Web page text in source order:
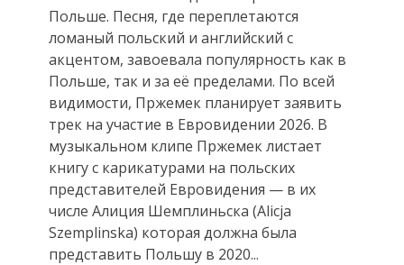
Польше. Песня, где переплетаются
ломаный польский и английский с
акцентом, завоевала популярность как в
Польше, так и за её пределами. По всей
видимости, Пржемек планирует заявить
трек на участие в Евровидении 2026. В
музыкальном клипе Пржемек листает
книгу с карикатурами на польских
представителей Евровидения — в их
числе Алиция Шемплиньска (Alicja
Szemplinska) которая должна была
представить Польшу в 2020...